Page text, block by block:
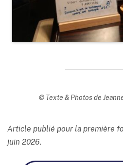
© Texte & Photos de
Article publié pour la première
juin 2026.